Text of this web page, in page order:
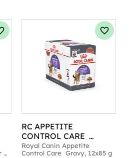
till i favoriter
RC APPETITE
CONTROL CARE
GRAVY 12X85 G
Royal Canin Appetite
Control Care  Gravy, 12x85 g
Lägg